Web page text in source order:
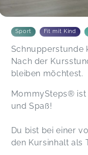
Sport Fit mit Kind
Schnupperstunde
Nach der
bleiben möchtest.
MommySteps® ist
und Spaß!
Du bist bei einer
den Kursinhalt als